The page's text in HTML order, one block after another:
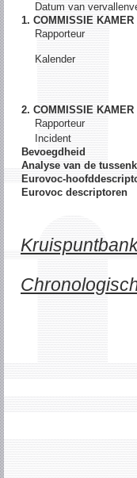
Datum van
1. COMMISSIE KAMER
Rapporteur
Kalender
2. COMMISSIE KAMER
Rapporteur
Incident
Bevoegdheid
Analyse van de
Eurovoc-
Eurovoc descriptoren